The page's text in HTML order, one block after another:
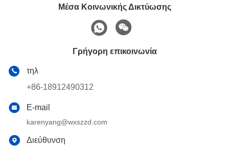
Μέσα Κοινωνικής Δικτύωσης
Γρήγορη επικοινωνία
τηλ
+86-18912490312
E-mail
karenyang@wxszzd.com
Διεύθυνση